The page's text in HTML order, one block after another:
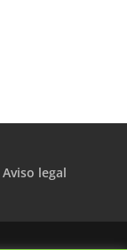
Aviso legal